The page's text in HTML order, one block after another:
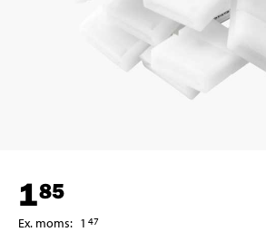
185
Ex. moms: 1 47